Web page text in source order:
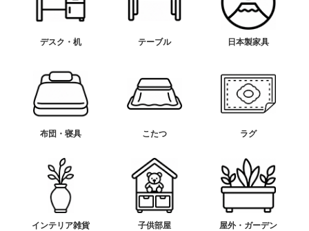
デスク・机 テーブル 日本製家具
布団・寝具 こたつ ラグ
インテリア雑貨 子供部屋 屋外・ガーデン